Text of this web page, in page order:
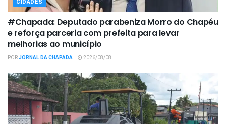
CIDADES
#Chapada: Deputado parabeniza Morro do Chapéu
e reforça parceria com prefeita para levar
melhorias ao município
PORJORNAL DA CHAPADA 2026/08/08